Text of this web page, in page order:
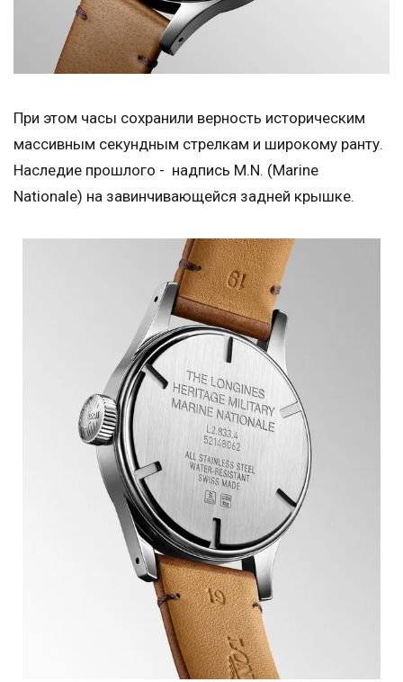
При этом часы сохранили верность историческим
массивным секундным стрелкам и широкому ранту.
Наследие прошлого - надпись M.N. (Marine
Nationale) на завинчивающейся задней крышке.